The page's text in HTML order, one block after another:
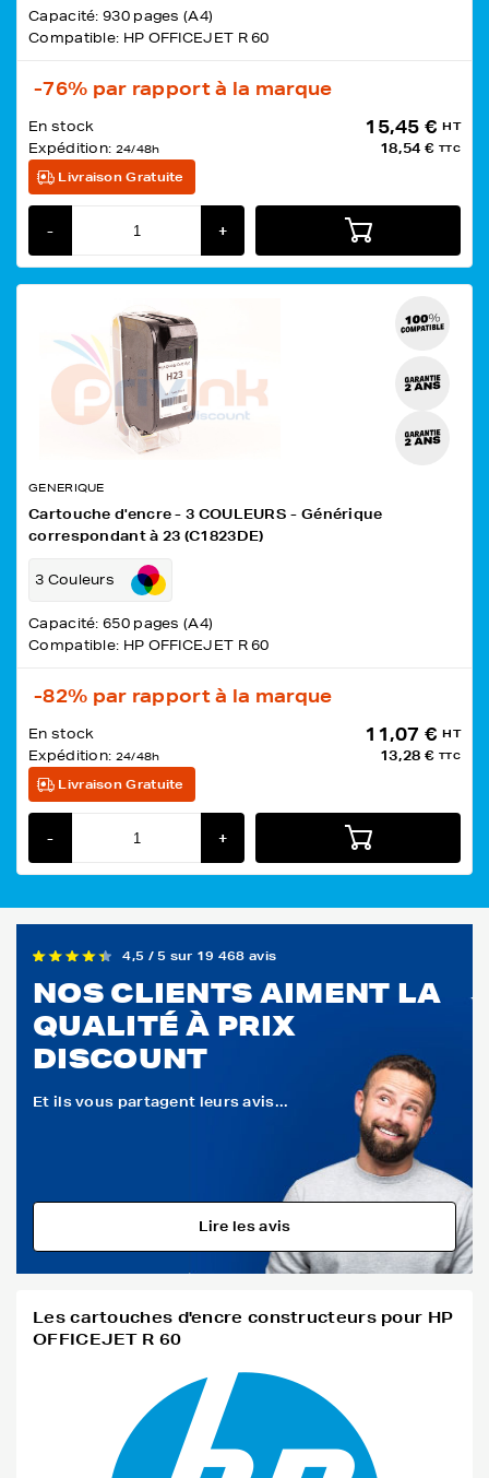
Capacité: 930 pages (A4)
Compatible: HP OFFICEJET R 60
-76% par rapport à la marque
En stock
Expédition: 24/48h
15,45 € HT
18,54 € TTC
Livraison Gratuite
- +
GENERIQUE
Cartouche d'encre - 3 COULEURS - Générique
correspondant à 23 (C1823DE)
3 Couleurs
Capacité: 650 pages (A4)
Compatible: HP OFFICEJET R 60
-82% par rapport à la marque
En stock
Expédition: 24/48h
11,07 € HT
13,28 € TTC
Livraison Gratuite
- +
4,5 / 5 sur 19 468 avis
NOS CLIENTS AIMENT LA
QUALITÉ À PRIX
DISCOUNT
Et ils vous partagent leurs avis...
Lire les avis
Les cartouches d'encre constructeurs pour HP
OFFICEJET R 60